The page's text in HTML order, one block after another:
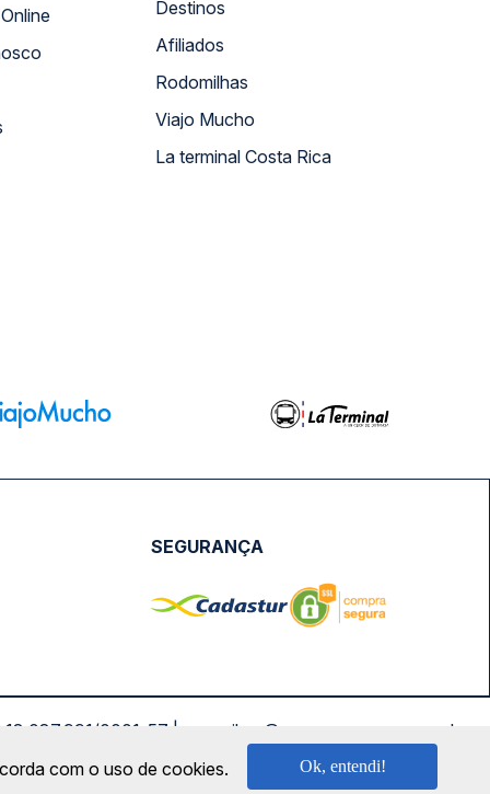
Atendimento Online
Destinos
Afiliados
Rodomilhas
Viajo Mucho
La terminal Costa Rica
SEGURANÇA
0001-57 | saconibus@queropassagem.com.br
com o uso de cookies. Ok, entendi!